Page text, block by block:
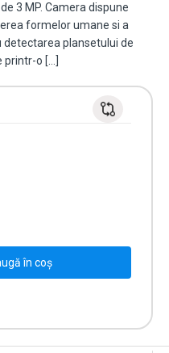
3 MP. Camera dispune
formelor umane si a
plansetului de
printr-o […]
în coș